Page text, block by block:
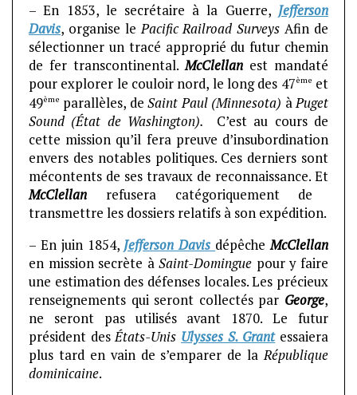
– En 1853, le secrétaire à la Guerre, Jefferson
Davis, organise lePacific Railroad Surveys Afin de
sélectionner un tracé approprié du futur chemin
de fer transcontinental.McClellan est mandaté
pour explorer le couloir nord, le long des 47ème et
49ème parallèles, deSaint Paul (Minnesota) àPuget
Sound (État de Washington). C’est au cours de
cette mission qu’il fera preuve d’insubordination
envers des notables politiques. Ces derniers sont
mécontents de ses travaux de reconnaissance. Et
McClellan refusera catégoriquement de
transmettre les dossiers relatifs à son expédition.
– En juin 1854, Jefferson Davis dépêcheMcClellan
en mission secrète àSaint-Domingue pour y faire
une estimation des défenses locales. Les précieux
renseignements qui seront collectés par George,
ne seront pas utilisés avant 1870. Le futur
président desÉtats-Unis Ulysses S. Grantessaiera
plus tard en vain de s’emparer de laRépublique
dominicaine.